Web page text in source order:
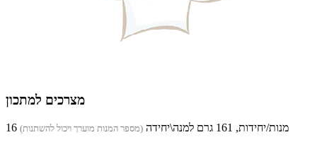
מצרכים למתכון
16 מנות/יחידות, 161 גרם למנה\יחידה (מספר המנות מוערך ויכול להשתנות)